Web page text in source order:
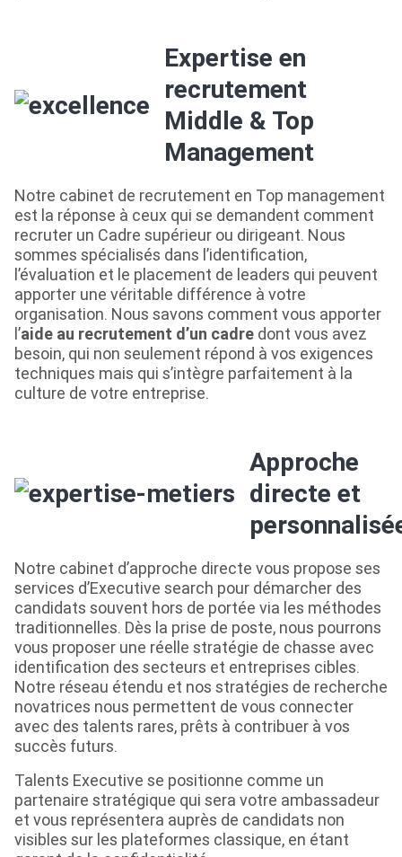
Expertise en
recrutement
Middle & Top
Management
Notre cabinet de recrutement en Top management
est la réponse à ceux qui se demandent comment
recruter un Cadre supérieur ou dirigeant. Nous
sommes spécialisés dans l’identification,
l’évaluation et le placement de leaders qui peuvent
apporter une véritable différence à votre
organisation. Nous savons comment vous apporter
l’aide au recrutement d’un cadre dont vous avez
besoin, qui non seulement répond à vos exigences
techniques mais qui s’intègre parfaitement à la
culture de votre entreprise.
Approche
directe et
Notre cabinet d’approche directe vous propose ses
services d’Executive search pour démarcher des
candidats souvent hors de portée via les méthodes
traditionnelles. Dès la prise de poste, nous pourrons
vous proposer une réelle stratégie de chasse avec
identification des secteurs et entreprises cibles.
Notre réseau étendu et nos stratégies de recherche
novatrices nous permettent de vous connecter
avec des talents rares, prêts à contribuer à vos
succès futurs.
Talents Executive se positionne comme un
partenaire stratégique qui sera votre ambassadeur
et vous représentera auprès de candidats non
visibles sur les plateformes classique, en étant